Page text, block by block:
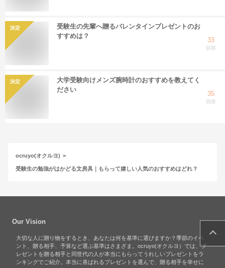
決定
受験生の先輩へ贈るバレンタインプレゼントのお
すすめは？
33
回答
決定
大学受験向けメンズ腕時計のおすすめを教えてく
ださい
35
回答
ocruyo(オクルヨ)
受験生の勉強がはかどる文房具｜もらって嬉しい人気のおすすめはどれ？
Our Vision
大切な人に贈り物をするとき、あなたは何を基準に選びますか？季節のイベ
ント、贈る相手、予算など選ぶ基準はさまざま。ocruyo(オクルヨ）では、プ
レゼントを贈る相手と同世代の人が本当にもらってうれしいプレゼントをラ
ンキングでご紹介。本当に喜ばれるプレゼントを選んで、贈る相手を幸せに